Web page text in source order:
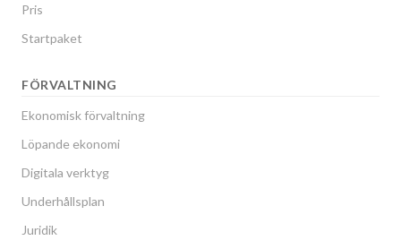
Pris
Startpaket
FÖRVALTNING
Ekonomisk förvaltning
Löpande ekonomi
Digitala verktyg
Underhållsplan
Juridik